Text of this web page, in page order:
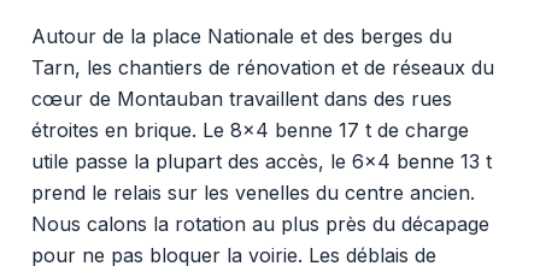
Autour de la place Nationale et des berges du
Tarn, les chantiers de rénovation et de réseaux du
cœur de Montauban travaillent dans des rues
étroites en brique. Le 8x4 benne 17 t de charge
utile passe la plupart des accès, le 6x4 benne 13 t
prend le relais sur les venelles du centre ancien.
Nous calons la rotation au plus près du décapage
pour ne pas bloquer la voirie. Les déblais de